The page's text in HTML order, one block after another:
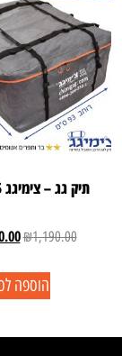
תיק גג – צימיגג 555 ליטר
₪1,190.00
הוספה